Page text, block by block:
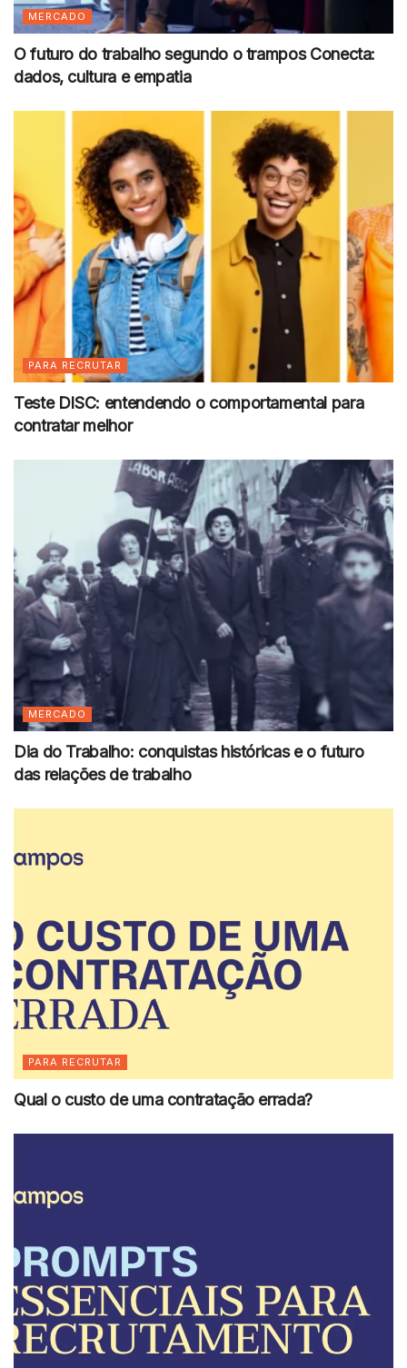
MERCADO
O futuro do trabalho segundo o trampos Conecta:
dados, cultura e empatia
PARA RECRUTAR
Teste DISC: entendendo o comportamental para
contratar melhor
MERCADO
Dia do Trabalho: conquistas históricas e o futuro
das relações de trabalho
PARA RECRUTAR
Qual o custo de uma contratação errada?